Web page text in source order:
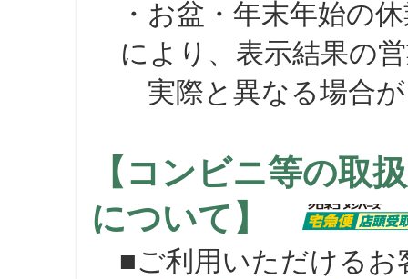
・お盆・年末年始の
により、表示結果の
実際と異なる場合が
【コンビニ等の取
について】
■ご利用いただけるお